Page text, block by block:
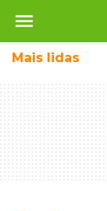
menu
Mais lidas